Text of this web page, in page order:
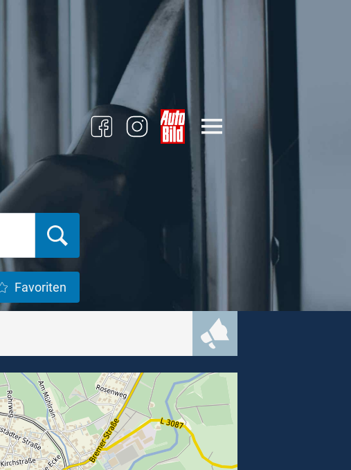
Favoriten